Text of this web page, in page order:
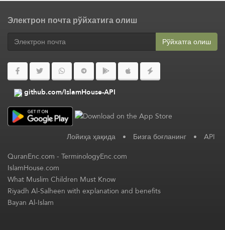
Электрон почта рўйхатига олиш
Рўйхатга олиш
github.com/IslamHouse-API
Лойиҳа ҳақида • Бизга боғланинг • API
QuranEnc.com-TerminologyEnc.com
IslamHouse.com
What Muslim Children Must Know
Riyadh Al-Salheen with explanation and benefits
Bayan Al-Islam